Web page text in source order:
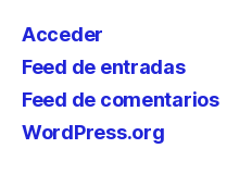
Acceder
Feed de entradas
Feed de comentarios
WordPress.org